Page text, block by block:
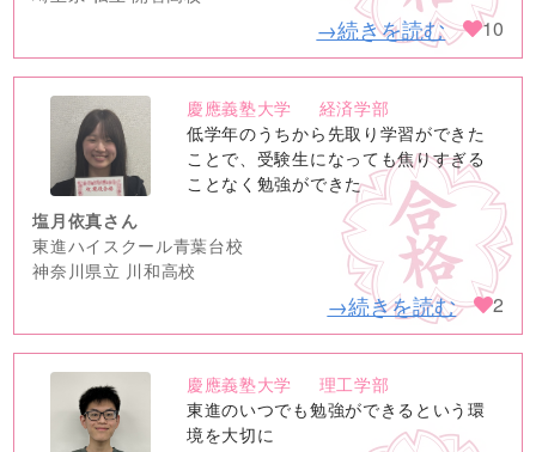
→続きを読む 10
no
image
慶應義塾大学
経済学部
低学年のうちから先取り学習ができた
ことで、受験生になっても焦りすぎる
ことなく勉強ができた
塩月依真さん
東進ハイスクール青葉台校
神奈川県立 川和高校
→続きを読む 2
no
image
慶應義塾大学
理工学部
東進のいつでも勉強ができるという環
境を大切に